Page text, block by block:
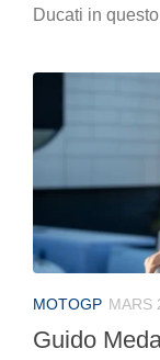
Ducati in
MOTOGP MARS
Guido